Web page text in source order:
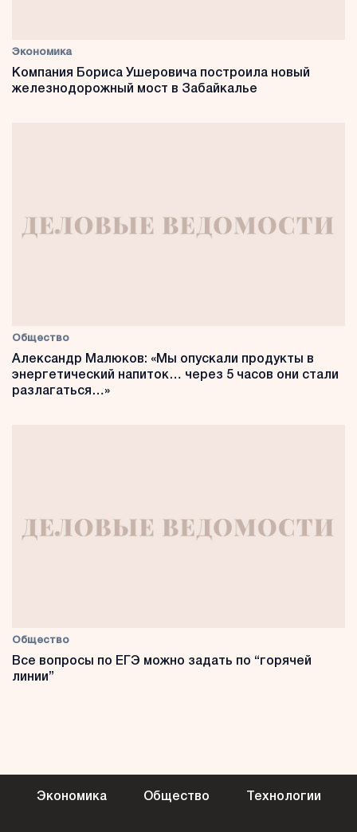
Экономика
Компания Бориса Ушеровича построила новый
железнодорожный мост в Забайкалье
Общество
Александр Малюков: «Мы опускали продукты в
энергетический напиток… через 5 часов они стали
разлагаться…»
Общество
Все вопросы по ЕГЭ можно задать по “горячей
линии”
Экономика Общество Технологии